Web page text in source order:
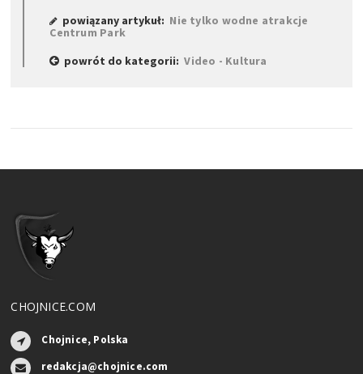
powiązany artykuł: Nie tylko wodne atrakcje
Centrum Park
powrót do kategorii:Video - Kultura
CHOJNICE.COM
Chojnice, Polska
redakcja@chojnice.com